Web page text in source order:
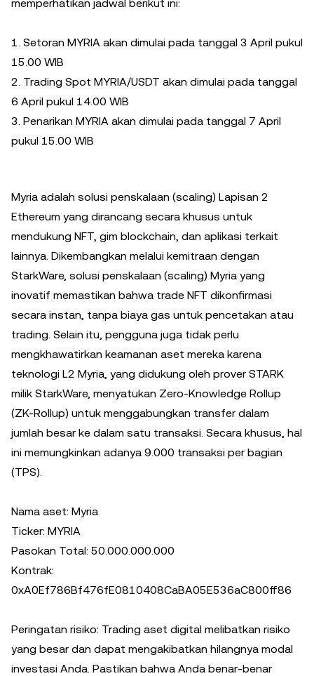
memperhatikan jadwal berikut ini:
1. Setoran MYRIA akan dimulai pada tanggal 3 April pukul
15.00 WIB
2. Trading Spot MYRIA/USDT akan dimulai pada tanggal
6 April pukul 14.00 WIB
3. Penarikan MYRIA akan dimulai pada tanggal 7 April
pukul 15.00 WIB
Myria adalah solusi penskalaan (scaling) Lapisan 2
Ethereum yang dirancang secara khusus untuk
mendukung NFT, gim blockchain, dan aplikasi terkait
lainnya. Dikembangkan melalui kemitraan dengan
StarkWare, solusi penskalaan (scaling) Myria yang
inovatif memastikan bahwa trade NFT dikonfirmasi
secara instan, tanpa biaya gas untuk pencetakan atau
trading. Selain itu, pengguna juga tidak perlu
mengkhawatirkan keamanan aset mereka karena
teknologi L2 Myria, yang didukung oleh prover STARK
milik StarkWare, menyatukan Zero-Knowledge Rollup
(ZK-Rollup) untuk menggabungkan transfer dalam
jumlah besar ke dalam satu transaksi. Secara khusus, hal
ini memungkinkan adanya 9.000 transaksi per bagian
(TPS).
Nama aset: Myria
Ticker: MYRIA
Pasokan Total: 50.000.000.000
Kontrak:
0xA0Ef786Bf476fE0810408CaBA05E536aC800ff86
Peringatan risiko: Trading aset digital melibatkan risiko
yang besar dan dapat mengakibatkan hilangnya modal
investasi Anda. Pastikan bahwa Anda benar-benar